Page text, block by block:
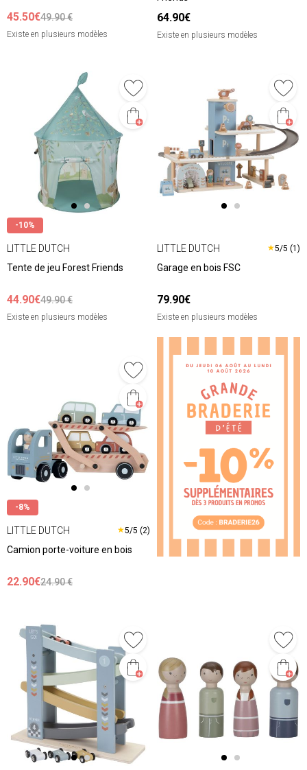
45.50€49.90 €
Existe en plusieurs modèles
64.90€
Existe en plusieurs modèles
-10%
LITTLE DUTCH
Tente de jeu Forest Friends
44.90€49.90 €
Existe en plusieurs modèles
LITTLE DUTCH ★5/5 (1)
Garage en bois FSC
79.90€
Existe en plusieurs modèles
-8%
LITTLE DUTCH ★5/5 (2)
Camion porte-voiture en bois
22.90€24.90 €
❮ ❯